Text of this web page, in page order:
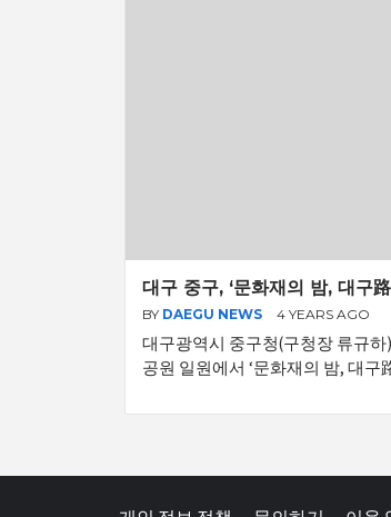
대구 중구, ‘문화재의 밤, 대구
BY DAEGU NEWS 4 YEARS AGO
대구광역시 중구청(구청장 류규하
공원 일원에서 ‘문화재의 밤, 대구